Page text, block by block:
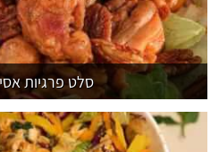
סלט פרגיות